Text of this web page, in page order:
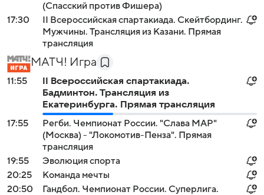
(Спасский против Фишера)
17:30
II Всероссийская спартакиада. Скейтбординг.
Мужчины. Трансляция из Казани. Прямая
трансляция
МАТЧ! Игра
11:55
II Всероссийская спартакиада.
Бадминтон. Трансляция из
Екатеринбурга. Прямая трансляция
17:55
Регби. Чемпионат России. "Слава МАР"
(Москва) - "Локомотив-Пенза". Прямая
трансляция
19:55
Эволюция спорта
20:25
Команда мечты
20:50
Гандбол. Чемпионат России. Суперлига.